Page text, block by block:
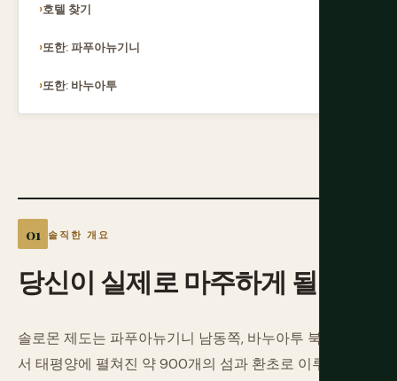
솔직한 개요
당신이 실제로 마주하게 될
솔로몬 제도는 파푸아뉴기니 남동쪽, 바누아투 북쪽의 남
서 태평양에 펼쳐진 약 900개의 섬과 환초로 이루어진 군
호텔 찾기
또한: 파푸아뉴기니
또한: 바누아투